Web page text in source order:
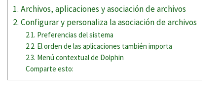
1. Archivos, aplicaciones y asociación de archivos
2. Configurar y personaliza la asociación de archivos
2.1. Preferencias del sistema
2.2. El orden de las aplicaciones también importa
2.3. Menú contextual de Dolphin
Comparte esto: